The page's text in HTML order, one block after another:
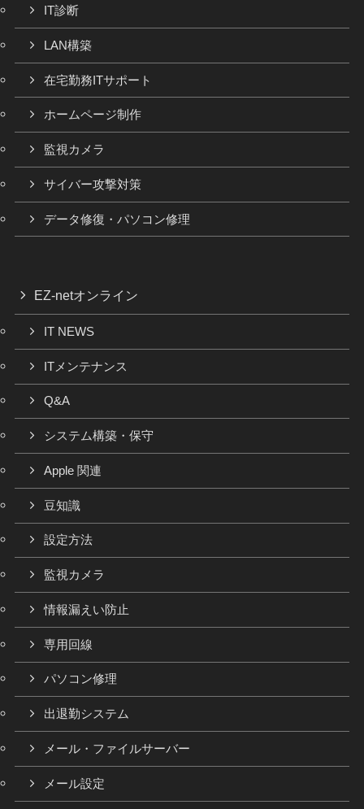
IT診断
LAN構築
在宅勤務ITサポート
ホームページ制作
監視カメラ
サイバー攻撃対策
データ修復・パソコン修理
EZ-netオンライン
IT NEWS
ITメンテナンス
Q&A
システム構築・保守
Apple 関連
豆知識
設定方法
監視カメラ
情報漏えい防止
専用回線
パソコン修理
出退勤システム
メール・ファイルサーバー
メール設定